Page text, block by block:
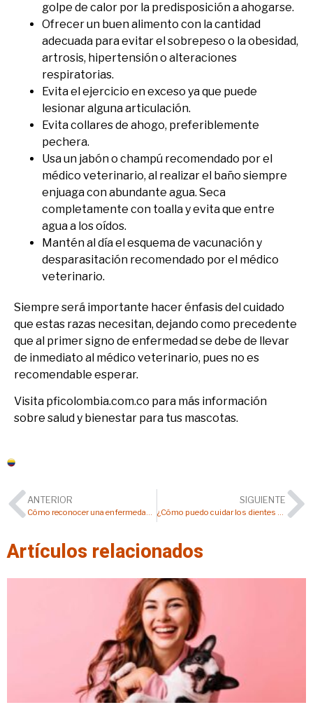
golpe de calor por la predisposición a ahogarse.
Ofrecer un buen alimento con la cantidad
adecuada para evitar el sobrepeso o la obesidad,
artrosis, hipertensión o alteraciones
respiratorias.
Evita el ejercicio en exceso ya que puede
lesionar alguna articulación.
Evita collares de ahogo, preferiblemente
pechera.
Usa un jabón o champú recomendado por el
médico veterinario, al realizar el baño siempre
enjuaga con abundante agua. Seca
completamente con toalla y evita que entre
agua a los oídos.
Mantén al día el esquema de vacunación y
desparasitación recomendado por el médico
veterinario.
Siempre será importante hacer énfasis del cuidado
que estas razas necesitan, dejando como precedente
que al primer signo de enfermedad se debe de llevar
de inmediato al médico veterinario, pues no es
recomendable esperar.
Visita pficolombia.com.co para más información
sobre salud y bienestar para tus mascotas.
ANTERIOR SIGUIENTE
Artículos relacionados